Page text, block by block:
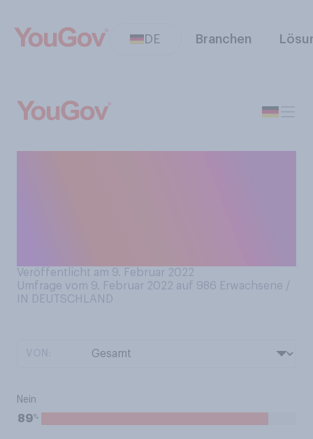
DE Branchen
Veröffentlicht am 9. Februar 2022
Umfrage vom 9. Februar 2022 auf 986 Erwachsene /
IN DEUTSCHLAND
Nein
89%